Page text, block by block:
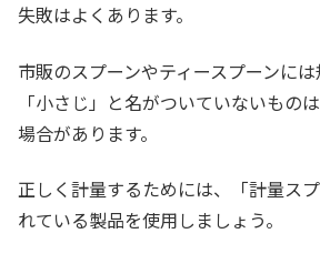
失敗はよくあります。
市販のスプーンやティースプーンには
「小さじ」と名がついていないもの
場合があります。
正しく計量するためには、「計量ス
れている製品を使用しましょう。